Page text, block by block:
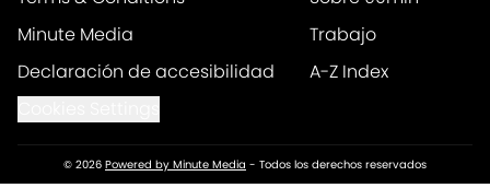
Minute Media
Trabajo
Declaración de accesibilidad
A-Z Index
© 2026 Powered by Minute Media - Todos los derechos reservados